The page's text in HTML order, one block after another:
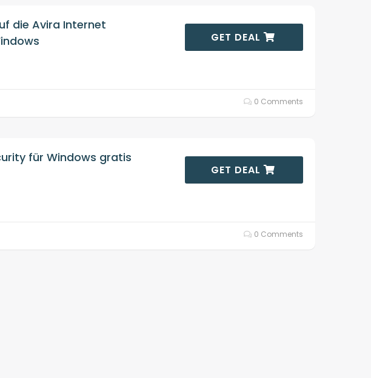
die Avira Internet
GET DEAL
0 Comments
für Windows gratis
GET DEAL
0 Comments